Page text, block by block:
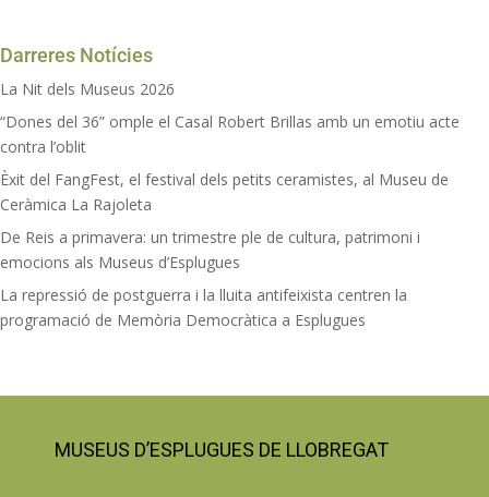
Darreres Notícies
La Nit dels Museus 2026
“Dones del 36” omple el Casal Robert Brillas amb un emotiu acte
contra l’oblit
Èxit del FangFest, el festival dels petits ceramistes, al Museu de
Ceràmica La Rajoleta
De Reis a primavera: un trimestre ple de cultura, patrimoni i
emocions als Museus d’Esplugues
La repressió de postguerra i la lluita antifeixista centren la
programació de Memòria Democràtica a Esplugues
MUSEUS D’ESPLUGUES DE LLOBREGAT